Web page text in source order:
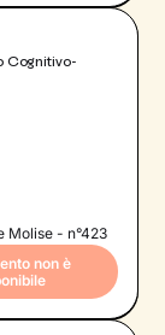
Cognitivo-
Molise - n°423
non è